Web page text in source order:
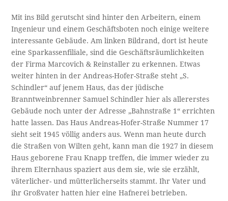
Mit ins Bild gerutscht sind hinter den Arbeitern, einem
Ingenieur und einem Geschäftsboten noch einige weitere
interessante Gebäude. Am linken Bildrand, dort ist heute
eine Sparkassenfiliale, sind die Geschäftsräumlichkeiten
der Firma Marcovich & Reinstaller zu erkennen. Etwas
weiter hinten in der Andreas-Hofer-Straße steht „S.
Schindler“ auf jenem Haus, das der jüdische
Branntweinbrenner Samuel Schindler hier als allererstes
Gebäude noch unter der Adresse „Bahnstraße 1“ errichten
hatte lassen. Das Haus Andreas-Hofer-Straße Nummer 17
sieht seit 1945 völlig anders aus. Wenn man heute durch
die Straßen von Wilten geht, kann man die 1927 in diesem
Haus geborene Frau Knapp treffen, die immer wieder zu
ihrem Elternhaus spaziert aus dem sie, wie sie erzählt,
väterlicher- und mütterlicherseits stammt. Ihr Vater und
ihr Großvater hatten hier eine Hafnerei betrieben.